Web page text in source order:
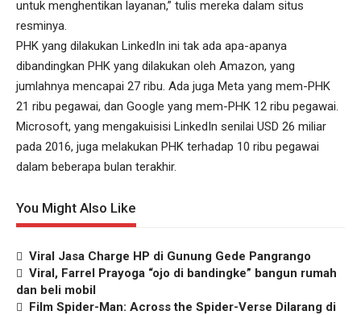
untuk menghentikan layanan,” tulis mereka dalam situs
resminya.
PHK yang dilakukan LinkedIn ini tak ada apa-apanya
dibandingkan PHK yang dilakukan oleh Amazon, yang
jumlahnya mencapai 27 ribu. Ada juga Meta yang mem-PHK
21 ribu pegawai, dan Google yang mem-PHK 12 ribu pegawai.
Microsoft, yang mengakuisisi LinkedIn senilai USD 26 miliar
pada 2016, juga melakukan PHK terhadap 10 ribu pegawai
dalam beberapa bulan terakhir.
You Might Also Like
Viral Jasa Charge HP di Gunung Gede Pangrango
Viral, Farrel Prayoga “ojo di bandingke” bangun rumah
dan beli mobil
Film Spider-Man: Across the Spider-Verse Dilarang di